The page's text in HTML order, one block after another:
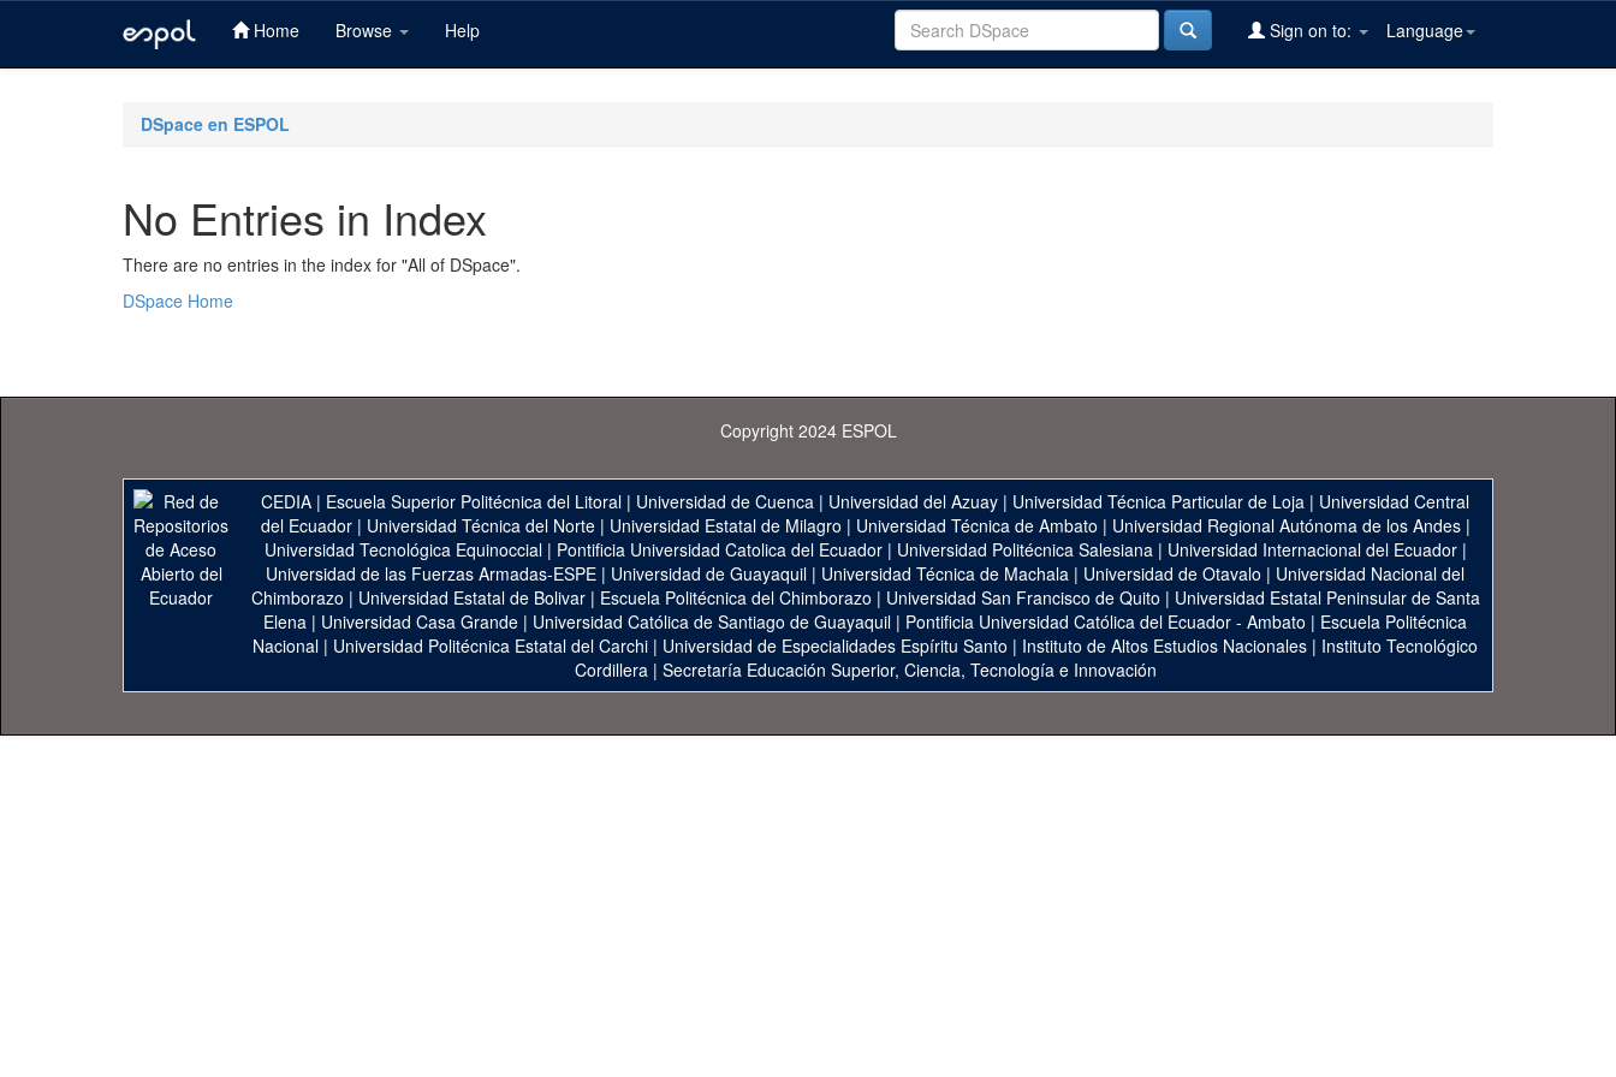
Home Browse Help Language
Sign on to:
DSpace en ESPOL
No Entries in Index
There are no entries in the index for "All of DSpace".
DSpace Home
Copyright 2024 ESPOL
CEDIA | Escuela Superior Politécnica del Litoral | Universidad de Cuenca | Universidad del Azuay | Universidad Técnica Particular de Loja | Universidad Central
del Ecuador| Universidad Técnica del Norte| Universidad Estatal de Milagro | Universidad Técnica de Ambato | Universidad Regional Autónoma de los Andes|
Universidad Tecnológica Equinoccial| Pontificia Universidad Catolica del Ecuador| Universidad Politécnica Salesiana| Universidad Internacional del Ecuador|
Universidad de las Fuerzas Armadas-ESPE | Universidad de Guayaquil | Universidad Técnica de Machala | Universidad de Otavalo | Universidad Nacional del
Chimborazo | Universidad Estatal de Bolivar| Escuela Politécnica del Chimborazo | Universidad San Francisco de Quito | Universidad Estatal Peninsular de Santa
Elena | Universidad Casa Grande | Universidad Católica de Santiago de Guayaquil | Pontificia Universidad Católica del Ecuador - Ambato | Escuela Politécnica
Nacional | Universidad Politécnica Estatal del Carchi | Universidad de Especialidades Espíritu Santo | Instituto de Altos Estudios Nacionales | Instituto Tecnológico
Cordillera| Secretaría Educación Superior, Ciencia, Tecnología e Innovación